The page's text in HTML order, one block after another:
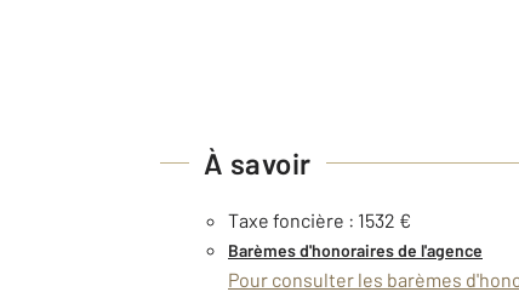
À savoir
Taxe foncière : 1532 €
Barèmes d'honoraires de l'agence
Pour consulter les barèmes